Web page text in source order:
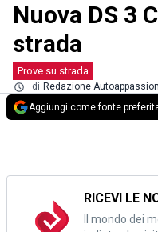
Nuova DS 3
strada
Prove su strada
di Redazione
Aggiungi come fonte
RICEVI LE
Il mondo dei